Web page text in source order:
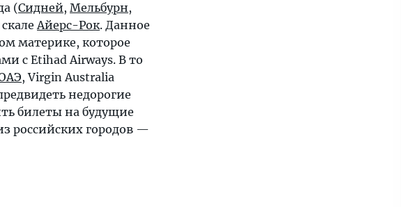
(Сидней, Мельбурн,
Айерс-Рок. Данное
материке, которое
с Etihad Airways. В то
, Virgin Australia
недорогие
билеты на будущие
российских городов —